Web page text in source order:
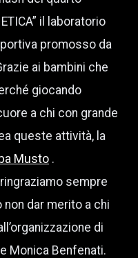
il laboratorio
promosso da
ai bambini che
giocando
a chi con grande
queste attività, la
Musto .
sempre
dar merito a chi
di
Monica Benfenati.